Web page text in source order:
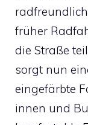
früher
die Straße
sorgt nun
eingefärbte
innen und